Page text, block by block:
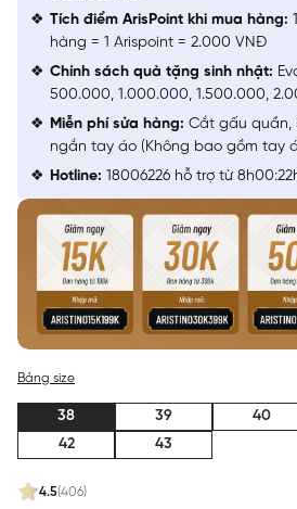
4.5(406)
Bảng size
38 39 40
42
43
Tích điểm ArisPoint khi mua hàng:
hàng = 1 Arispoint = 2.000 VNĐ
Chính sách quà tặng sinh nhật:
500.000, 1.000.000, 1.500.000,
Miễn phí sửa hàng: Cắt gấu quần,
ngắn tay áo (Không bao gồm tay
Hotline: 18006226 hỗ trợ từ